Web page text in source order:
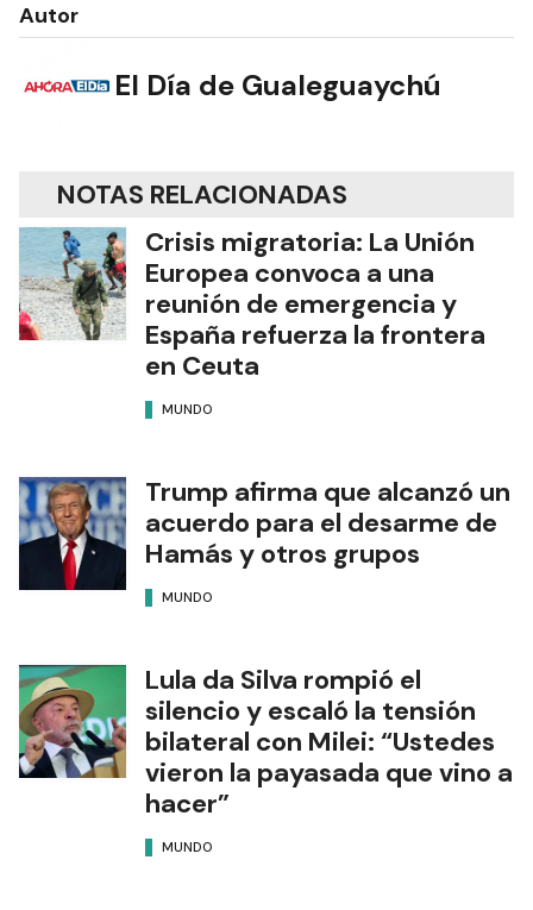
Autor
El Día de Gualeguaychú
NOTAS RELACIONADAS
Crisis migratoria: La Unión
Europea convoca a una
reunión de emergencia y
España refuerza la frontera
en Ceuta
MUNDO
Trump afirma que alcanzó un
acuerdo para el desarme de
Hamás y otros grupos
MUNDO
Lula da Silva rompió el
silencio y escaló la tensión
bilateral con Milei: “Ustedes
vieron la payasada que vino a
hacer”
MUNDO